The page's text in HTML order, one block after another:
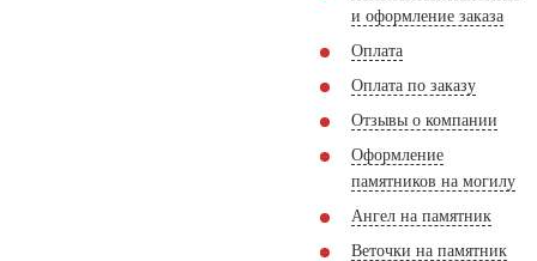
и оформление заказа
Оплата
Оплата по заказу
Отзывы о компании
Оформление
памятников на могилу
Ангел на памятник
Веточки на памятник